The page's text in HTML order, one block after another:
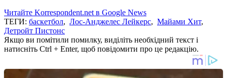
Читайте Korrespondent.net в Google News
ТЕГИ: баскетбол, Лос-Анджелес Лейкерс, Майами Хит,
Детройт Пистонс
Якщо ви помітили помилку, виділіть необхідний текст і
натисніть Ctrl + Enter, щоб повідомити про це редакцію.